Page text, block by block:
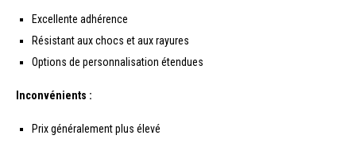
Excellente adhérence
Résistant aux chocs et aux rayures
Options de personnalisation étendues
Inconvénients :
Prix généralement plus élevé